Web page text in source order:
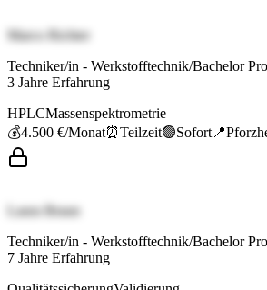
Marco Richter
Techniker/in - Werkstofftechnik/Bachelor
3 Jahre Erfahrung
HPLCMassenspektrometrie
💰4.500 €/Monat⏰Teilzeit🟢Sofort 📍
Laura Braun
Techniker/in - Werkstofftechnik/Bachelor
7 Jahre Erfahrung